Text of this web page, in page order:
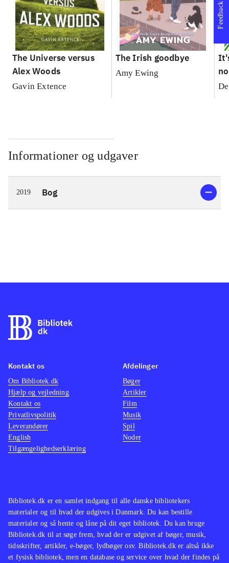
The Universe versus
Alex Woods
Gavin Extence
The Irish goodbye
Amy Ewing
Informationer og udgaver
2019 Bog
Feedback
Bibliotek.dk er en samlet indgang til alle danske bibliotekers
materialer og til hvad der udgives i Danmark. Du kan bestille
materialer og så hente og låne på dit eget bibliotek. Du kan bruge
Bibliotek.dk til at søge frem, hvad der er udgivet af bøger, musik,
tidsskrifter, artikler, e-bøger, lydbøger osv. Bibliotek.dk er altså ikke
et fysisk bibliotek, men en database og service over hvad der findes på
Kontakt os
Om Bibliotek.dk
Hjælp og vejledning
Kontakt os
Privatlivspolitik
Leverandører
English
Tilgængelighedserklæring
Afdelinger
Bøger
Artikler
Film
Musik
Spil
Noder